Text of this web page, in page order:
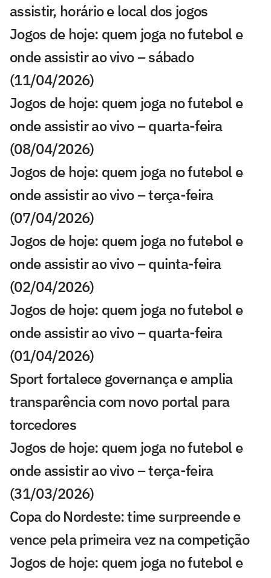
assistir, horário e local dos jogos
Jogos de hoje: quem joga no futebol e
onde assistir ao vivo – sábado
(11/04/2026)
Jogos de hoje: quem joga no futebol e
onde assistir ao vivo – quarta-feira
(08/04/2026)
Jogos de hoje: quem joga no futebol e
onde assistir ao vivo – terça-feira
(07/04/2026)
Jogos de hoje: quem joga no futebol e
onde assistir ao vivo – quinta-feira
(02/04/2026)
Jogos de hoje: quem joga no futebol e
onde assistir ao vivo – quarta-feira
(01/04/2026)
Sport fortalece governança e amplia
transparência com novo portal para
torcedores
Jogos de hoje: quem joga no futebol e
onde assistir ao vivo – terça-feira
(31/03/2026)
Copa do Nordeste: time surpreende e
vence pela primeira vez na competição
Jogos de hoje: quem joga no futebol e